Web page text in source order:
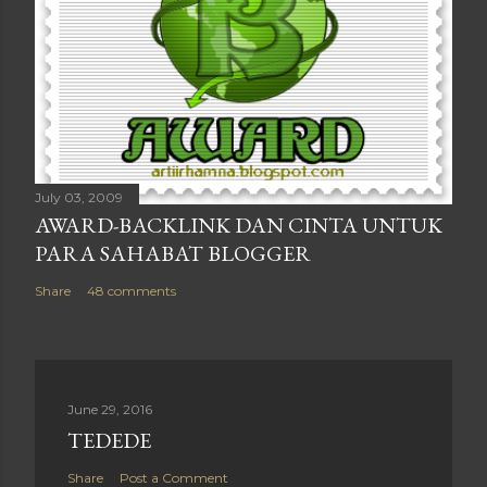
July 03, 2009
AWARD-BACKLINK DAN CINTA UNTUK
PARA SAHABAT BLOGGER
Share 48 comments
June 29, 2016
TEDEDE
Share Post a Comment